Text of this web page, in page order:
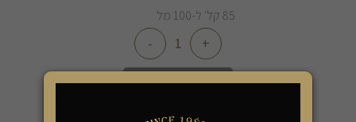
85 קל' ל-100 מל
+
-
להזמנה